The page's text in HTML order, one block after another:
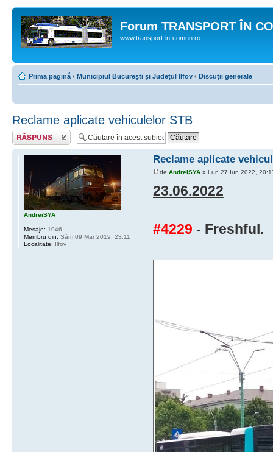
Forum TRANSPORT ÎN
www.transport-in-comun.ro
Prima pagină ‹ Municipiul Bucureşti şi Judeţul Ilfov ‹ Discuţii generale
Reclame aplicate vehiculelor STB
Răspunde
Reclame aplicate
de AndreiSYA» Lun 27 Iun 2022,
23.06.2022
#4229 - Freshful.
AndreiSYA
Mesaje: 1046
Membru din: Sâm 09 Mar 2019, 23:11
Localitate: Ilfov